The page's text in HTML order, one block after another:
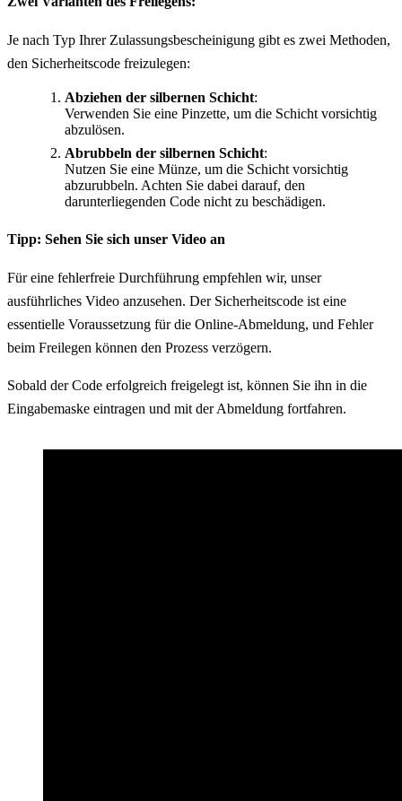
Je nach Typ Ihrer Zulassungsbescheinigung gibt es zwei Methoden,
den Sicherheitscode freizulegen:
Abziehen der silbernen Schicht:
Verwenden Sie eine Pinzette, um die Schicht vorsichtig
abzulösen.
Abrubbeln der silbernen Schicht:
Nutzen Sie eine Münze, um die Schicht vorsichtig
abzurubbeln. Achten Sie dabei darauf, den
darunterliegenden Code nicht zu beschädigen.
Tipp: Sehen Sie sich unser Video an
Für eine fehlerfreie Durchführung empfehlen wir, unser
ausführliches Video anzusehen. Der Sicherheitscode ist eine
essentielle Voraussetzung für die Online-Abmeldung, und Fehler
beim Freilegen können den Prozess verzögern.
Sobald der Code erfolgreich freigelegt ist, können Sie ihn in die
Eingabemaske eintragen und mit der Abmeldung fortfahren.